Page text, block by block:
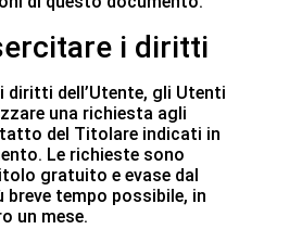
i diritti
diritti dell’Utente, gli Utenti
una richiesta agli
del Titolare indicati in
Le richieste sono
gratuito e evase dal
breve tempo possibile, in
un mese.